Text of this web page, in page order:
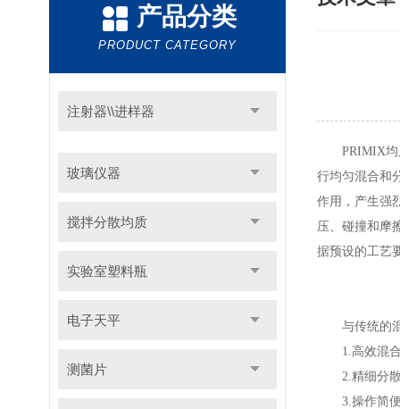
产品分类
PRODUCT CATEGORY
注射器\\进样器
玻璃仪器
搅拌分散均质
实验室塑料瓶
电子天平
测菌片
PRIMIX均质
行均匀混合和
作用，产生强
压、碰撞和摩
据预设的工艺
与传统的混
1.高效混合
2.精细分散
3.操作简便